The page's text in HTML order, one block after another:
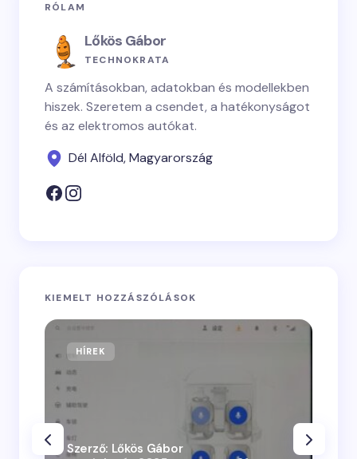
RÓLAM
Lőkös Gábor
TECHNOKRATA
A számításokban, adatokban és modellekben
hiszek. Szeretem a csendet, a hatékonyságot
és az elektromos autókat.
Dél Alföld, Magyarország
KIEMELT HOZZÁSZÓLÁSOK
HÍREK
Szerző: Lőkös Gábor